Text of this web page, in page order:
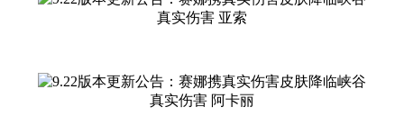
真实伤害 亚索
真实伤害 阿卡丽